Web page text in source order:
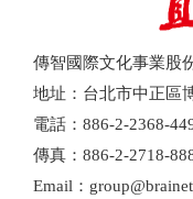
傳智國際文化事業股
地址：台北市中正區
電話：886-2-2368-
傳真：886-2-2718-
Email：